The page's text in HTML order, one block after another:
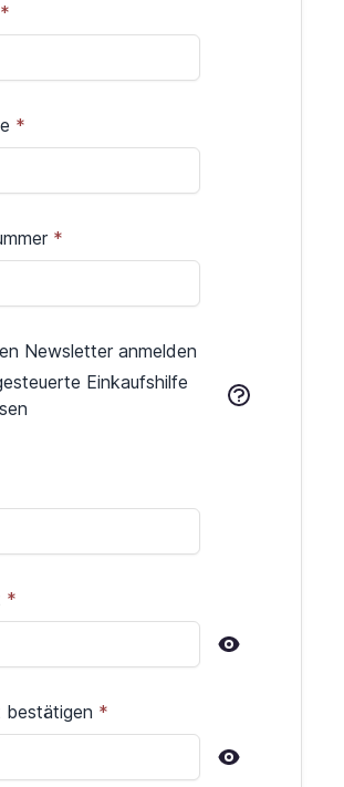
Newsletter anmelden
Einkaufshilfe
bestätigen